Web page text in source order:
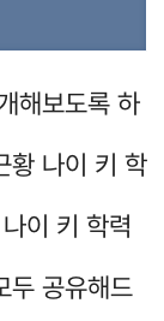
해보도록 하
황 나이 키 학
이 키 학력
두 공유해드